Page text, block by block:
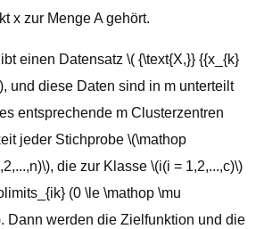
x zur Menge A gehört.
einen Datensatz \( {\text{X,}} {{x_{k}
und diese Daten sind in m unterteilt
entsprechende m Clusterzentren
jeder Stichprobe \(\mathop
die zur Klasse \(i(i = 1,2,...,c)\)
(0 \le \mathop \mu
Dann werden die Zielfunktion und die